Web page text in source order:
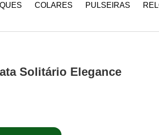
COLARES PULSEIRAS
Solitário Elegance